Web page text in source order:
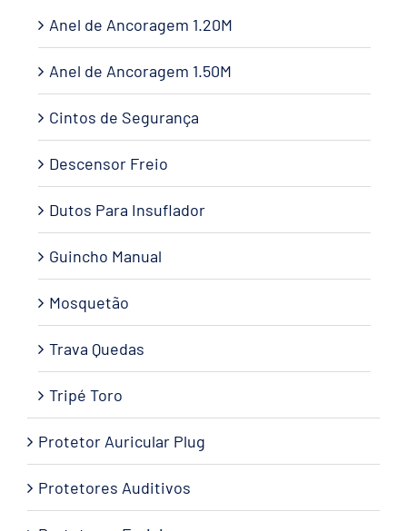
Anel de Ancoragem 1.20M
Anel de Ancoragem 1.50M
Cintos de Segurança
Descensor Freio
Dutos Para Insuflador
Guincho Manual
Mosquetão
Trava Quedas
Tripé Toro
Protetor Auricular Plug
Protetores Auditivos